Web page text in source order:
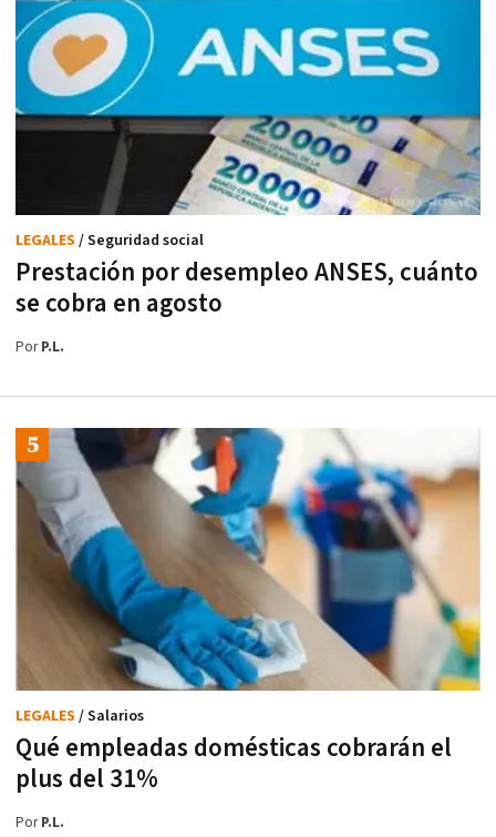
Prestación por desempleo ANSES, cuánto
se cobra en agosto
LEGALES / Seguridad social
PorP.L.
Qué empleadas domésticas cobrarán el
plus del 31%
LEGALES / Salarios
PorP.L.